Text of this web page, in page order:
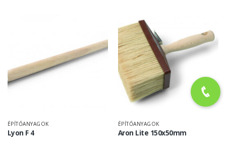
ÉPÍTŐANYAGOK
Lyon F 4
ÉPÍTŐANYAGOK
Aron Lite 150x50mm